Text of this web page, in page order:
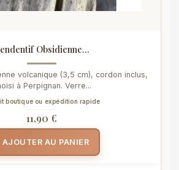
Obsidienne...
volcanique (3,5 cm), cordon inclus,
à Perpignan. Verre...
boutique ou expédition rapide
11,90 €
AJOUTER AU PANIER